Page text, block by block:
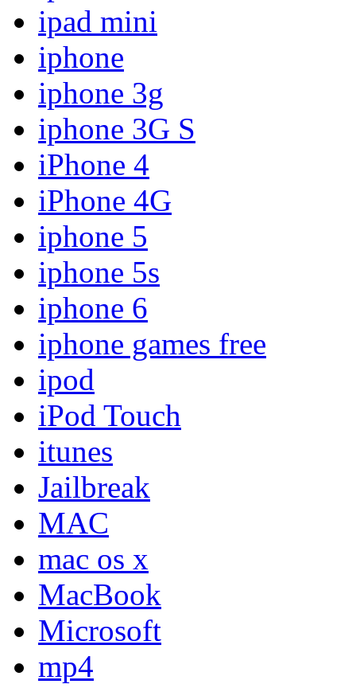
ipad mini
iphone
iphone 3g
iphone 3G S
iPhone 4
iPhone 4G
iphone 5
iphone 5s
iphone 6
iphone games free
ipod
iPod Touch
itunes
Jailbreak
MAC
mac os x
MacBook
Microsoft
mp4